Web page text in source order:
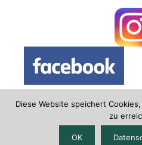
Diese Website speichert
zu
OK